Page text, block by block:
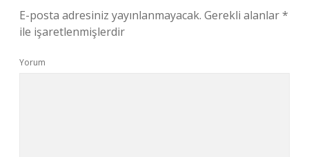
E-posta adresiniz yayınlanmayacak. Gerekli alanlar*
ile işaretlenmişlerdir
Yorum